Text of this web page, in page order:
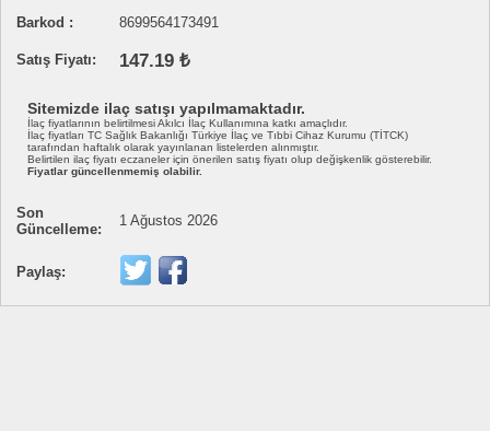
Barkod :
8699564173491
Satış Fiyatı: 147.19 ₺
Sitemizde ilaç satışı yapılmamaktadır.
İlaç fiyatlarının belirtilmesi Akılcı İlaç Kullanımına katkı amaçlıdır.
İlaç fiyatları TC Sağlık Bakanlığı Türkiye İlaç ve Tıbbi Cihaz Kurumu (TİTCK)
tarafından haftalık olarak yayınlanan listelerden alınmıştır.
Belirtilen ilaç fiyatı eczaneler için önerilen satış fiyatı olup değişkenlik gösterebilir.
Fiyatlar güncellenmemiş olabilir.
Son
Güncelleme:
1 Ağustos 2026
Paylaş: